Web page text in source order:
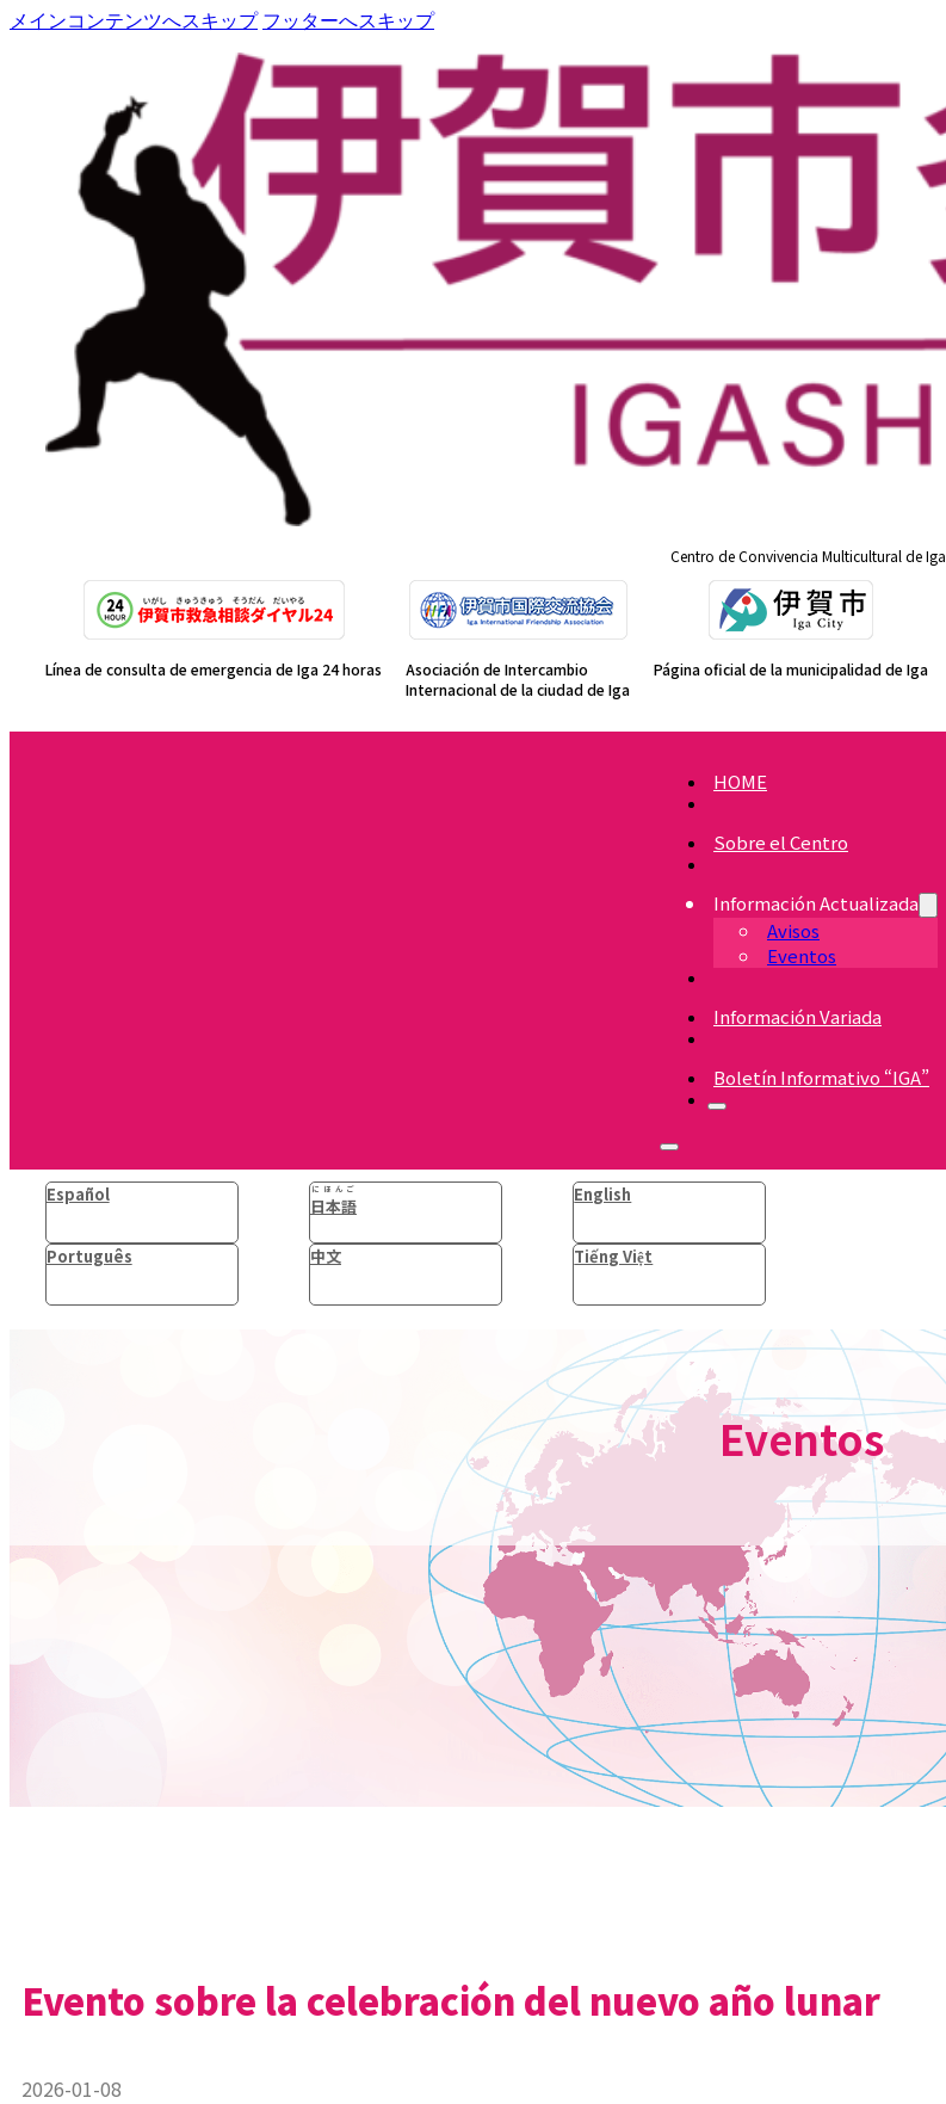
メインコンテンツへスキップ フッターへスキップ
Centro de Convivencia Multicultural de Iga
Línea de consulta de emergencia de Iga 24 horas
Asociación de Intercambio
Internacional de la ciudad de Iga
Página oficial de la municipalidad de Iga
HOME
Sobre el Centro
Información Actualizada
Avisos
Eventos
Información Variada
Boletín Informativo “IGA”
Español
日本語
にほんご English
Português 中文 Tiếng Việt
Eventos
Evento sobre la celebración del nuevo año lunar
2026-01-08